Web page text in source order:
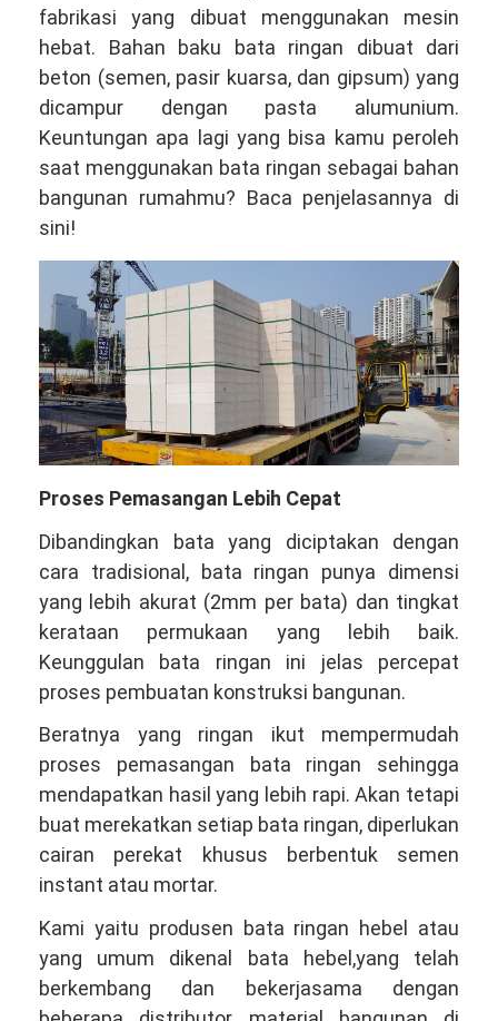
fabrikasi yang dibuat menggunakan mesin
hebat. Bahan baku bata ringan dibuat dari
beton (semen, pasir kuarsa, dan gipsum) yang
dicampur dengan pasta alumunium.
Keuntungan apa lagi yang bisa kamu peroleh
saat menggunakan bata ringan sebagai bahan
bangunan rumahmu? Baca penjelasannya di
sini!
Proses Pemasangan Lebih Cepat
Dibandingkan bata yang diciptakan dengan
cara tradisional, bata ringan punya dimensi
yang lebih akurat (2mm per bata) dan tingkat
kerataan permukaan yang lebih baik.
Keunggulan bata ringan ini jelas percepat
proses pembuatan konstruksi bangunan.
Beratnya yang ringan ikut mempermudah
proses pemasangan bata ringan sehingga
mendapatkan hasil yang lebih rapi. Akan tetapi
buat merekatkan setiap bata ringan, diperlukan
cairan perekat khusus berbentuk semen
instant atau mortar.
Kami yaitu produsen bata ringan hebel atau
yang umum dikenal bata hebel,yang telah
berkembang dan bekerjasama dengan